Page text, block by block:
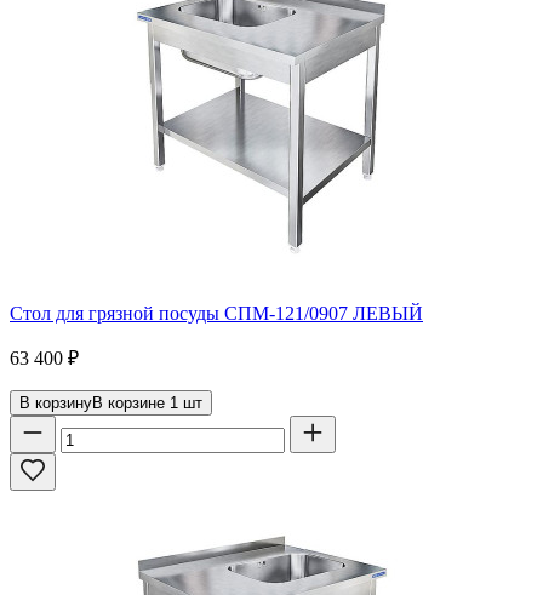
Стол для грязной посуды СПМ-121/0907 ЛЕВЫЙ
63 400 ₽
В корзинуВ корзине 1 шт